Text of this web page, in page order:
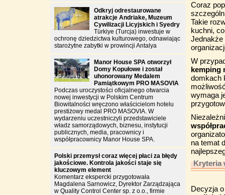
Coraz
Takie
kuchni,
Jednakże
W
kemping
domkach
wymaga
na temat
Kryteria
Decyzja
Odkryj odrestaurowane
atrakcje Andriake, Muzeum
Cywilizacji Licyjskich i Syedry
Türkiye (Turcja) inwestuje w
ochronę dziedzictwa kulturowego, odnawiając
starożytne zabytki w prowincji Antalya
Manor House SPA otworzył
Domy Kopułowe i został
uhonorowany Medalem
Pamiątkowym PRO MASOVIA
Podczas uroczystości oficjalnego otwarcia
nowej inwestycji w Polskim Centrum
Biowitalności wręczono właścicielom hotelu
prestiżowy medal PRO MASOVIA. W
wydarzeniu uczestniczyli przedstawiciele
władz samorządowych, biznesu, instytucji
publicznych, media, pracownicy i
współpracownicy Manor House SPA.
Polski przemysł coraz więcej płaci za błędy
jakościowe. Kontrola jakości staje się
kluczowym element
Komentarz ekspercki przygotowała
Magdalena Sarnowicz, Dyrektor Zarządzająca
w Quality Control Center sp. z o.o., firmie